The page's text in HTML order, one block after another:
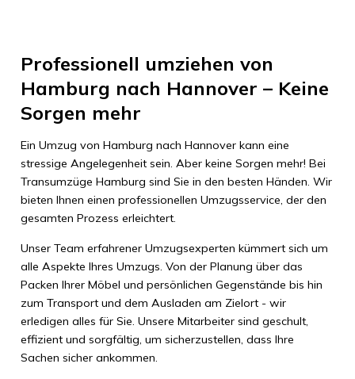
Professionell umziehen von
Hamburg nach Hannover – Keine
Sorgen mehr
Ein Umzug von Hamburg nach Hannover kann eine
stressige Angelegenheit sein. Aber keine Sorgen mehr! Bei
Transumzüge Hamburg sind Sie in den besten Händen. Wir
bieten Ihnen einen professionellen Umzugsservice, der den
gesamten Prozess erleichtert.
Unser Team erfahrener Umzugsexperten kümmert sich um
alle Aspekte Ihres Umzugs. Von der Planung über das
Packen Ihrer Möbel und persönlichen Gegenstände bis hin
zum Transport und dem Ausladen am Zielort - wir
erledigen alles für Sie. Unsere Mitarbeiter sind geschult,
effizient und sorgfältig, um sicherzustellen, dass Ihre
Sachen sicher ankommen.